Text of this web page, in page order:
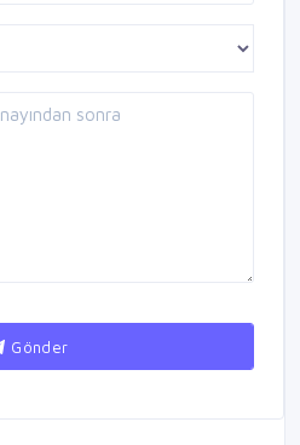
Gönder